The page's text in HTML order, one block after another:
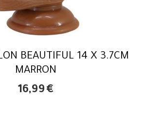
BEAUTIFUL 14 X 3.7CM
MARRON
16,99 €